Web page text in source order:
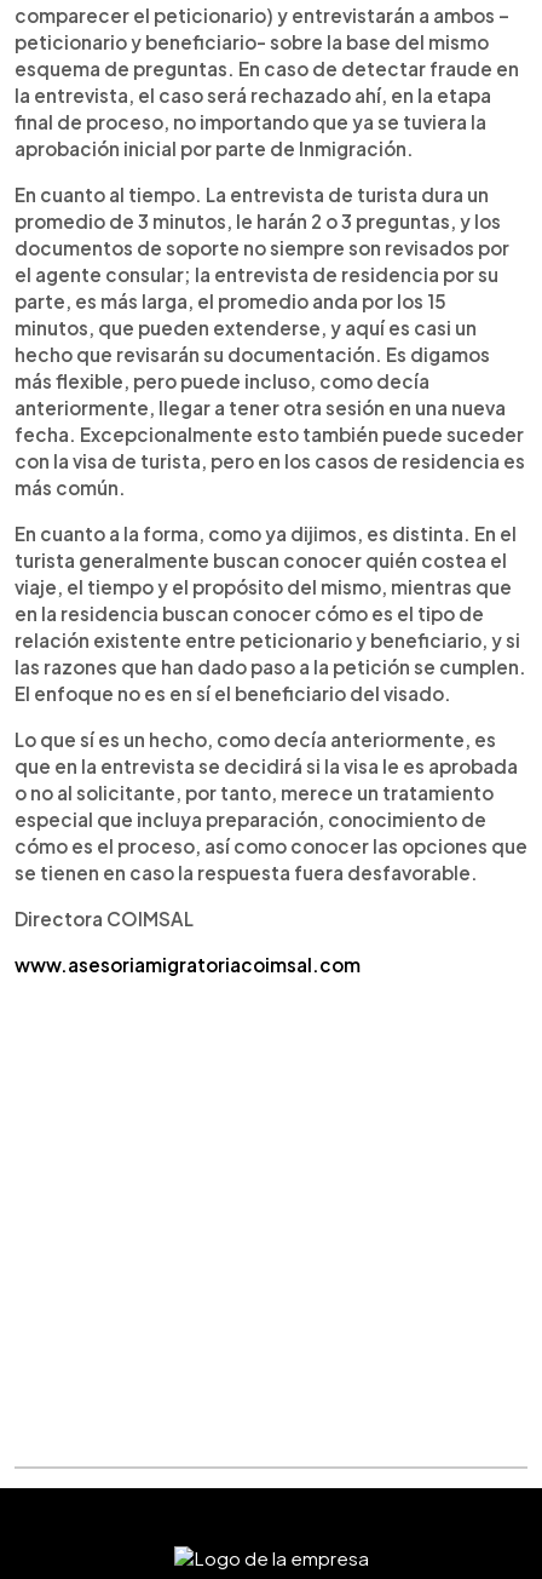
comparecer el peticionario) y entrevistarán a ambos –
peticionario y beneficiario- sobre la base del mismo
esquema de preguntas. En caso de detectar fraude en
la entrevista, el caso será rechazado ahí, en la etapa
final de proceso, no importando que ya se tuviera la
aprobación inicial por parte de Inmigración.
En cuanto al tiempo. La entrevista de turista dura un
promedio de 3 minutos, le harán 2 o 3 preguntas, y los
documentos de soporte no siempre son revisados por
el agente consular; la entrevista de residencia por su
parte, es más larga, el promedio anda por los 15
minutos, que pueden extenderse, y aquí es casi un
hecho que revisarán su documentación. Es digamos
más flexible, pero puede incluso, como decía
anteriormente, llegar a tener otra sesión en una nueva
fecha. Excepcionalmente esto también puede suceder
con la visa de turista, pero en los casos de residencia es
más común.
En cuanto a la forma, como ya dijimos, es distinta. En el
turista generalmente buscan conocer quién costea el
viaje, el tiempo y el propósito del mismo, mientras que
en la residencia buscan conocer cómo es el tipo de
relación existente entre peticionario y beneficiario, y si
las razones que han dado paso a la petición se cumplen.
El enfoque no es en sí el beneficiario del visado.
Lo que sí es un hecho, como decía anteriormente, es
que en la entrevista se decidirá si la visa le es aprobada
o no al solicitante, por tanto, merece un tratamiento
especial que incluya preparación, conocimiento de
cómo es el proceso, así como conocer las opciones que
se tienen en caso la respuesta fuera desfavorable.
Directora COIMSAL
www.asesoriamigratoriacoimsal.com